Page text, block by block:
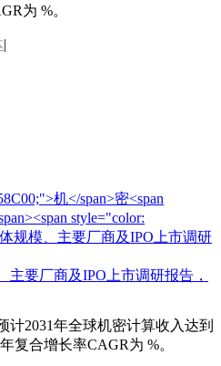
为 %。
|
主要厂商及IPO上市调研报告，
2031年全球机密计算收入达到
复合增长率CAGR为 %。